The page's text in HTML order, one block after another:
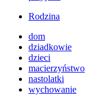
Rodzina
dom
dziadkowie
dzieci
macierzyństwo
nastolatki
wychowanie